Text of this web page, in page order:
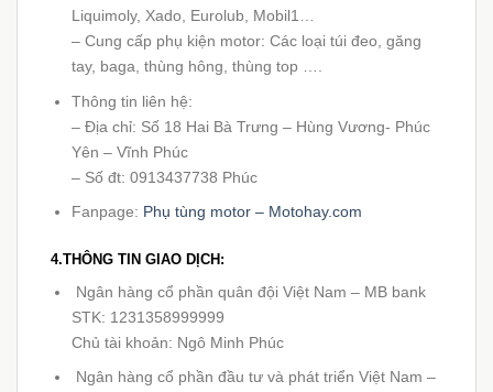
Liquimoly, Xado, Eurolub, Mobil1…
– Cung cấp phụ kiện motor: Các loại túi đeo, găng
tay, baga, thùng hông, thùng top ….
Thông tin liên hệ:
– Địa chỉ: Số 18 Hai Bà Trưng – Hùng Vương- Phúc
Yên – Vĩnh Phúc
– Số đt: 0913437738 Phúc
Fanpage: Phụ tùng motor – Motohay.com
4.THÔNG TIN GIAO DỊCH:
Ngân hàng cổ phần quân đội Việt Nam – MB bank
STK: 1231358999999
Chủ tài khoản: Ngô Minh Phúc
Ngân hàng cổ phần đầu tư và phát triển Việt Nam –